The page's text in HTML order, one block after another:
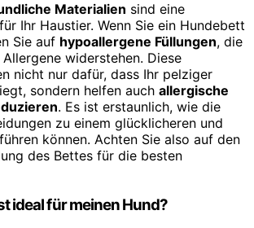
Materialien sind eine
Ihr Haustier. Wenn Sie ein Hundebett
Sie auf hypoallergene Füllungen, die
widerstehen. Diese
nicht nur dafür, dass Ihr pelziger
sondern helfen auch allergische
. Es ist erstaunlich, wie die
zu einem glücklicheren und
können. Achten Sie also auf den
des Bettes für die besten
ideal für meinen Hund?